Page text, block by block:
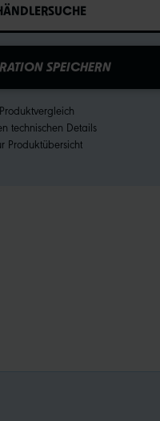
SPEICHERN
Produktvergleich
technischen Details
Produktübersicht